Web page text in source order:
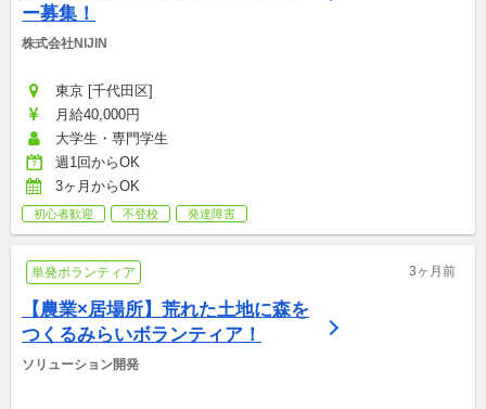
ー募集！
株式会社NIJIN
東京 [千代田区]
月給40,000円
大学生・専門学生
週1回からOK
3ヶ月からOK
初心者歓迎 不登校 発達障害
単発ボランティア 3ヶ月前
【農業×居場所】荒れた土地に森を
つくるみらいボランティア！
ソリューション開発